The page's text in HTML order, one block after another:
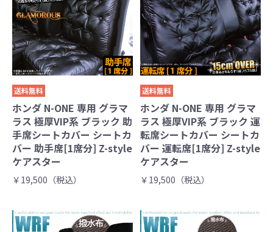
送料無料
ホンダ N-ONE 専用 グラマ
ラス 極厚VIP系 ブラック 助
手席シートカバー シートカ
バー 助手席[1席分] Z-style
ケアスター
￥19,500（税込）
送料無料
ホンダ N-ONE 専用 グラマ
ラス 極厚VIP系 ブラック 運
転席シートカバー シートカ
バー 運転席[1席分] Z-style
ケアスター
￥19,500（税込）